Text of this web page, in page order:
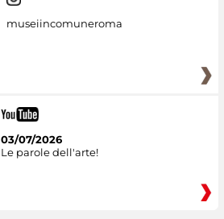
museiincomuneroma
03/07/2026
Le parole dell'arte!